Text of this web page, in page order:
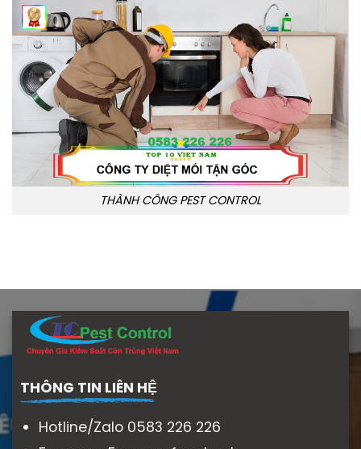
THÀNH CÔNG PEST CONTROL
THÔNG TIN LIÊN HỆ
Hotline/Zalo 0583 226 226